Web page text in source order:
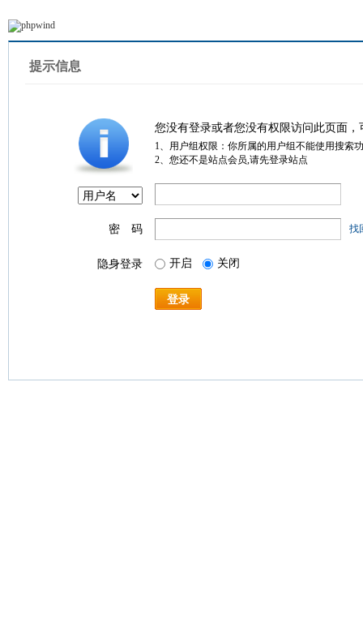
提示信息
您没有登录或者您没有权限访问此页面
1、用户组权限：你所属的用户组不能使用搜索
2、您还不是站点会员,请先登录站点
密 码 找
隐身登录 开启 关闭
登录